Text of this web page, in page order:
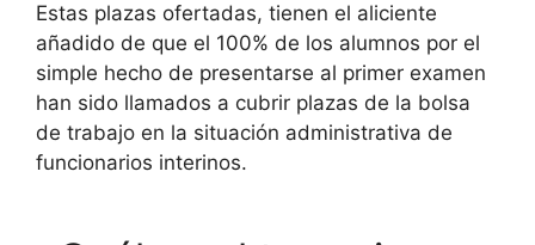
Estas plazas ofertadas, tienen el aliciente
añadido de que el 100% de los alumnos por el
simple hecho de presentarse al primer examen
han sido llamados a cubrir plazas de la bolsa
de trabajo en la situación administrativa de
funcionarios interinos.